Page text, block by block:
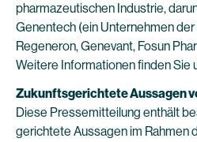
pharmazeutischen Industrie,
Genentech (ein Unternehmen
Regeneron, Genevant, Fosun
Weitere Informationen finden Sie
Zukunftsgerichtete Aussagen
Diese Pressemitteilung enthält
gerichtete Aussagen im Rahmen